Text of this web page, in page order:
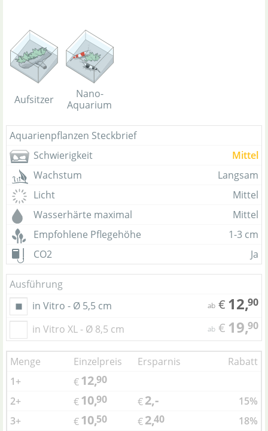
Aufsitzer
Nano-
Aquarium
Aquarienpflanzen Steckbrief
Schwierigkeit
Mittel
Wachstum
Langsam
Licht
Mittel
Wasserhärte maximal
Mittel
Empfohlene Pflegehöhe
1-3 cm
CO2
Ja
Ausführung
in Vitro - Ø 5,5 cm
ab € 12,90
in Vitro XL - Ø 8,5 cm ab € 19,90
Menge Einzelpreis Ersparnis
Rabatt
1+
€12,90
2+
€10,90 €2,-
15%
3+
€10,50 €2,40
18%